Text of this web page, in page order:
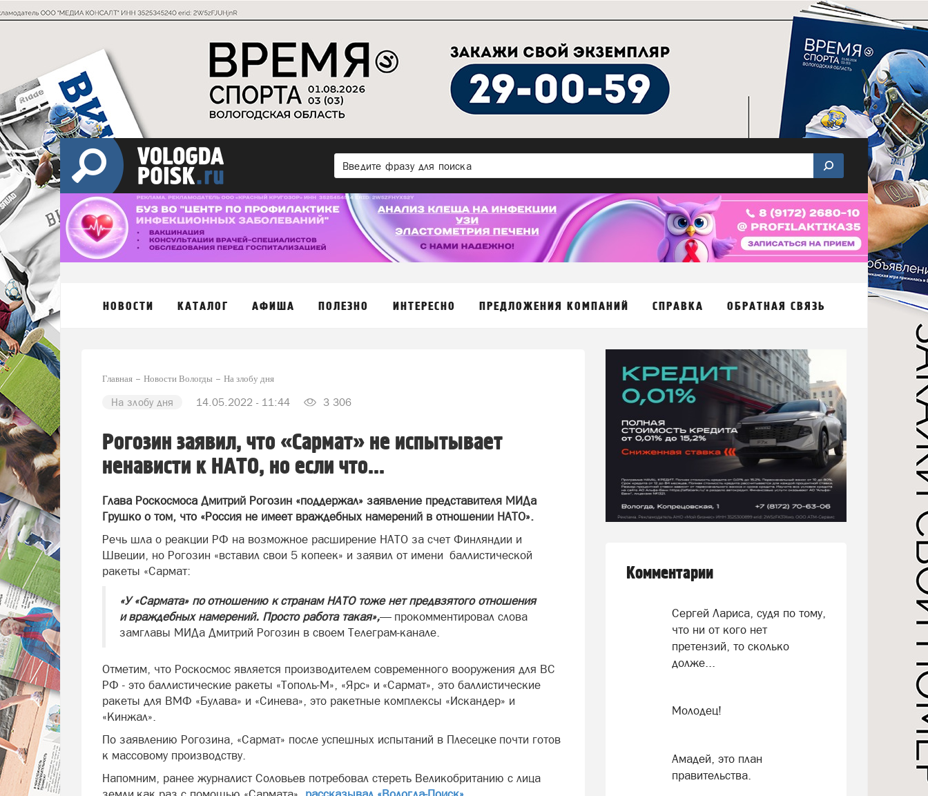
НОВОСТИ КАТАЛОГ АФИША ПОЛЕЗНО ИНТЕРЕСНО ПРЕДЛОЖЕНИЯ КОМПАНИЙ СПРАВКА ОБРАТНАЯ СВЯЗЬ
Главная Новости Вологды На злобу дня
На злобу дня 14.05.2022 - 11:44 3 306
Рогозин заявил, что «Сармат» не испытывает
ненависти к НАТО, но если что...
Глава Роскосмоса Дмитрий Рогозин «поддержал» заявление представителя МИДа
Грушко о том, что «Россия не имеет враждебных намерений в отношении НАТО».
Речь шла о реакции РФ на возможное расширение НАТО за счет Финляндии и
Швеции, но Рогозин «вставил свои 5 копеек» и заявил от имени баллистической
ракеты «Сармат:
«У «Сармата» по отношению к странам НАТО тоже нет предвзятого отношения
и враждебных намерений. Просто работа такая»,— прокомментировал слова
замглавы МИДа Дмитрий Рогозин в своем Телеграм-канале.
Отметим, что Роскосмос является производителем современного вооружения для ВС
РФ - это баллистические ракеты «Тополь-М», «Ярс» и «Сармат», это баллистические
ракеты для ВМФ «Булава» и «Синева», это ракетные комплексы «Искандер» и
«Кинжал».
По заявлению Рогозина, «Сармат» после успешных испытаний в Плесецке почти готов
к массовому производству.
Напомним, ранее журналист Соловьев потребовал стереть Великобританию с лица
Комментарии
Сергей Лариса, судя по тому,
что ни от кого нет
претензий, то сколько
долже...
Молодец!
Амадей, это план
правительства.